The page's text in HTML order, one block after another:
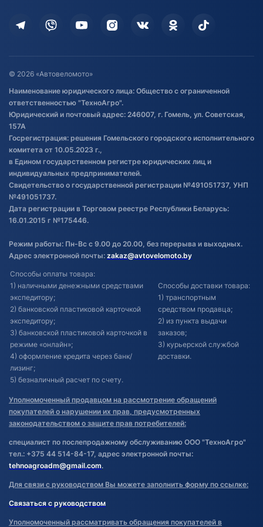
Дополнительные услуги
Оставить отзыв
Договор публичной оферты
Обработка файлов cookie
Постановка транспорта на учет
Обновления в ЭПТС 2024
© 2026 «Автовеломото»
Наименование юридического лица: Общество с ограниченной
ответственностью "ТехноАгро".
Юридический и почтовый адрес: 246007, г. Гомель, ул. Советская,
157А
Госрегистрация: решения Гомельского городского исполнительного
комитета от 10.05.2023 г.,
в Едином государственном регистре юридических лиц и
индивидуальных предпринимателей.
Свидетельство о государственной регистрации №491051737, УНП
№491051737.
Дата регистрации в Торговом реестре Республики Беларусь:
16.01.2015 г №175446.
Режим работы: Пн-Вс с 9.00 до 20.00, без перерыва и выходных.
Адрес электронной почты: zakaz@avtovelomoto.by
Способы оплаты товара:
1) наличными денежными средствами
экспедитору;
2) банковской пластиковой карточкой
экспедитору;
3) банковской пластиковой карточкой в
режиме «онлайн»;
4) оформление кредита через банк/
лизинг;
5) безналичный расчет по счету.
Способы доставки товара:
1) транспортным
средством продавца;
2) из пункта выдачи
заказов;
3) курьерской службой
доставки.
Уполномоченный продавцом на рассмотрение обращений
покупателей о нарушении их прав, предусмотренных
законодательством о защите прав потребителей:
специалист по послепродажному обслуживанию ООО "ТехноАгро"
тел.: +375 44 514-84-17, адрес электронной почты:
tehnoagroadm@gmail.com.
Для связи с руководством Вы можете заполнить форму по ссылке:
Связаться с руководством
Уполномоченный рассматривать обращения покупателей в